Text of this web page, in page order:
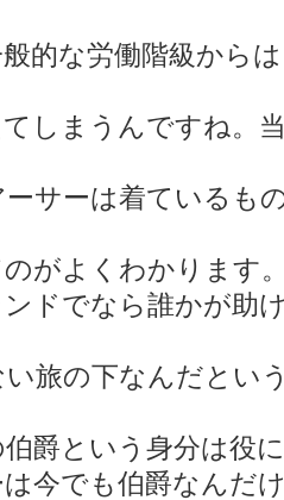
的な労働階級から
しまうんですね。
サーは着ているも
がよくわかります
ドでなら誰かが助
旅の下なんだとい
爵という身分は役
今でも伯爵なんだ